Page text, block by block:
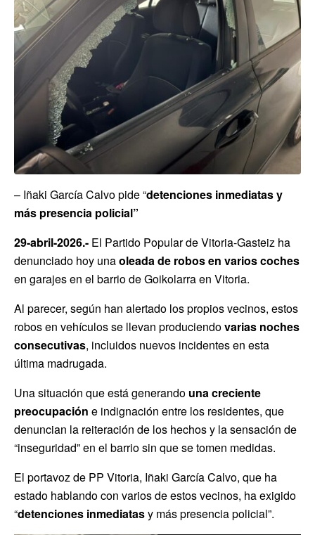
– Iñaki García Calvo pide “detenciones inmediatas y
más presencia policial”
29-abril-2026.- El Partido Popular de Vitoria-Gasteiz ha
denunciado hoy unaoleada de robos en varios coches
en garajes en el barrio de Goikolarra en Vitoria.
Al parecer, según han alertado los propios vecinos, estos
robos en vehículos se llevan produciendovarias noches
consecutivas, incluidos nuevos incidentes en esta
última madrugada.
Una situación que está generando una creciente
preocupación e indignación entre los residentes, que
denuncian la reiteración de los hechos y la sensación de
“inseguridad” en el barrio sin que se tomen medidas.
El portavoz de PP Vitoria, Iñaki García Calvo, que ha
estado hablando con varios de estos vecinos, ha exigido
“detenciones inmediatasy más presencia policial”.